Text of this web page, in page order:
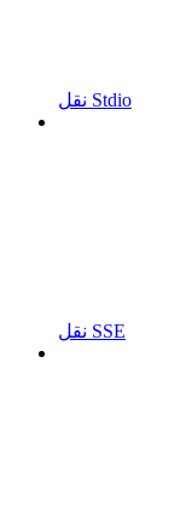
نقل Stdio
نقل SSE